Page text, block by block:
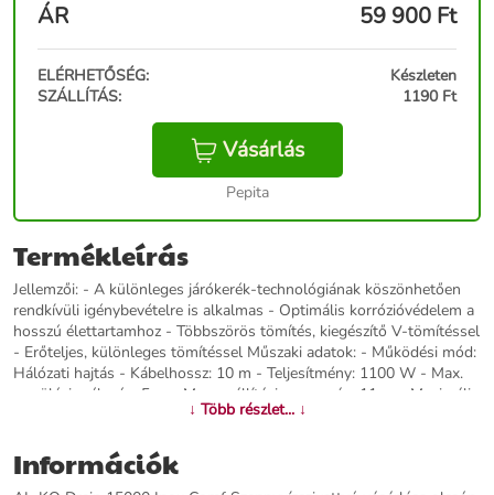
ÁR 59 900 Ft
ELÉRHETŐSÉG:
Készleten
SZÁLLÍTÁS:
1190 Ft
Vásárlás
Pepita
Termékleírás
Jellemzői: - A különleges járókerék-technológiának köszönhetően
rendkívüli igénybevételre is alkalmas - Optimális korrózióvédelem a
hosszú élettartamhoz - Többszörös tömítés, kiegészítő V-tömítéssel
- Erőteljes, különleges tömítéssel Műszaki adatok: - Működési mód:
Hálózati hajtás - Kábelhossz: 10 m - Teljesítmény: 1100 W - Max.
merülési mélység: 5 m - Max. szállítási magasság: 11 m - Maximális
áramlás: 15000 l/h - Max. szemcseméter: 35 mm - Nyomócsonk O:
↓ Több részlet... ↓
Információk